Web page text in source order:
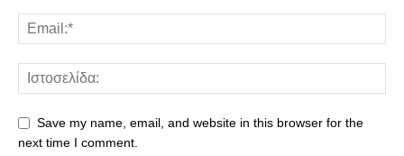
Save my name, email, and website in this browser for the
next time I comment.